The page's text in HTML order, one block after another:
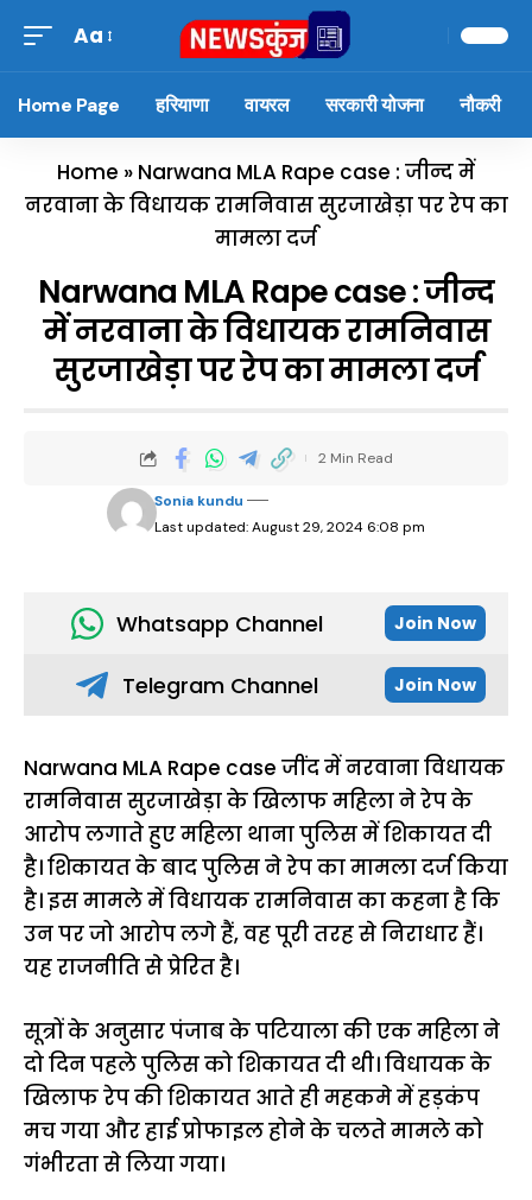
Aa
Home Page हरियाणा वायरल सरकारी योजना नौकरी
Home » Narwana MLA Rape case : जीन्द में
नरवाना के विधायक रामनिवास सुरजाखेड़ा पर रेप का
मामला दर्ज
Narwana MLA Rape case : जीन्द
में नरवाना के विधायक रामनिवास
सुरजाखेड़ा पर रेप का मामला दर्ज
Last updated: August 29, 2024 6:08 pm
Sonia kundu
2 Min Read
Whatsapp Channel Join Now
Telegram Channel Join Now
Narwana MLA Rape case जींद में नरवाना विधायक
रामनिवास सुरजाखेड़ा के खिलाफ महिला ने रेप के
आरोप लगाते हुए महिला थाना पुलिस में शिकायत दी
है। शिकायत के बाद पुलिस ने रेप का मामला दर्ज किया
है। इस मामले में विधायक रामनिवास का कहना है कि
उन पर जो आरोप लगे हैं, वह पूरी तरह से निराधार हैं।
यह राजनीति से प्रेरित है।
सूत्रों के अनुसार पंजाब के पटियाला की एक महिला ने
दो दिन पहले पुलिस को शिकायत दी थी। विधायक के
खिलाफ रेप की शिकायत आते ही महकमे में हड़कंप
मच गया और हाई प्रोफाइल होने के चलते मामले को
गंभीरता से लिया गया।